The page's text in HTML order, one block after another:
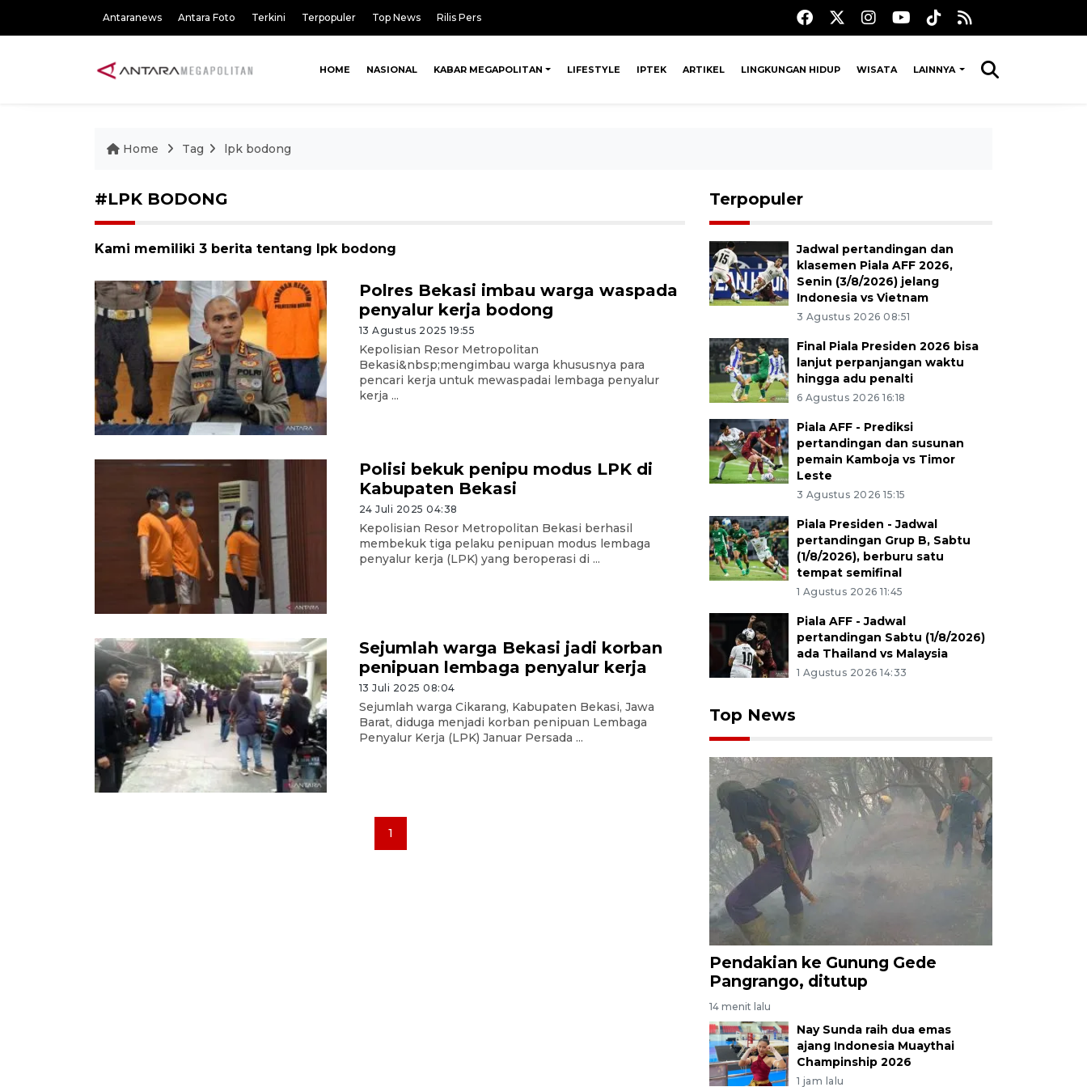
Antaranews Antara Foto Terkini Terpopuler Top News Rilis Pers
HOME NASIONAL KABAR MEGAPOLITAN LIFESTYLE IPTEK ARTIKEL LINGKUNGAN HIDUP WISATA LAINNYA
Home Tag lpk bodong
#LPK BODONG
Kami memiliki 3 berita tentang lpk bodong
Polres Bekasi imbau warga waspada
penyalur kerja bodong
13 Agustus 2025 19:55
Kepolisian Resor Metropolitan
Bekasi&nbsp;mengimbau warga khususnya para
pencari kerja untuk mewaspadai lembaga penyalur
kerja ...
Polisi bekuk penipu modus LPK di
Kabupaten Bekasi
24 Juli 2025 04:38
Kepolisian Resor Metropolitan Bekasi berhasil
membekuk tiga pelaku penipuan modus lembaga
penyalur kerja (LPK) yang beroperasi di ...
Sejumlah warga Bekasi jadi korban
penipuan lembaga penyalur kerja
13 Juli 2025 08:04
Sejumlah warga Cikarang, Kabupaten Bekasi, Jawa
Barat, diduga menjadi korban penipuan Lembaga
Penyalur Kerja (LPK) Januar Persada ...
1
Terpopuler
Jadwal pertandingan dan
klasemen Piala AFF 2026,
Senin (3/8/2026) jelang
Indonesia vs Vietnam
3 Agustus 2026 08:51
Final Piala Presiden 2026 bisa
lanjut perpanjangan waktu
hingga adu penalti
6 Agustus 2026 16:18
Piala AFF - Prediksi
pertandingan dan susunan
pemain Kamboja vs Timor
Leste
3 Agustus 2026 15:15
Piala Presiden - Jadwal
pertandingan Grup B, Sabtu
(1/8/2026), berburu satu
tempat semifinal
1 Agustus 2026 11:45
Piala AFF - Jadwal
pertandingan Sabtu (1/8/2026)
ada Thailand vs Malaysia
1 Agustus 2026 14:33
Top News
Pendakian ke Gunung Gede
Pangrango, ditutup
14 menit lalu
Nay Sunda raih dua emas
ajang Indonesia Muaythai
Champinship 2026
1 jam lalu